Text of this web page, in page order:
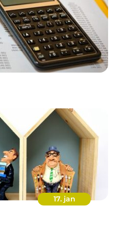
17. jan